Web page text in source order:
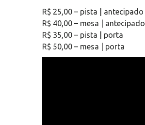
R$ 25,00 – pista | antecipado
R$ 40,00 – mesa | antecipado
R$ 35,00 – pista | porta
R$ 50,00 – mesa | porta